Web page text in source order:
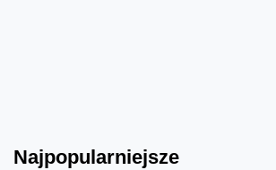
Najpopularniejsze